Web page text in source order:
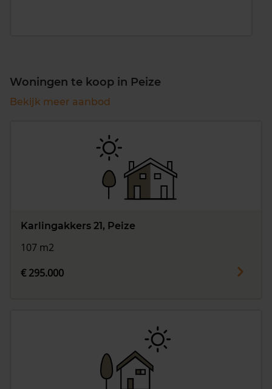
Woningen te koop in Peize
Bekijk meer aanbod
Karlingakkers 21, Peize
107 m2
€ 295.000